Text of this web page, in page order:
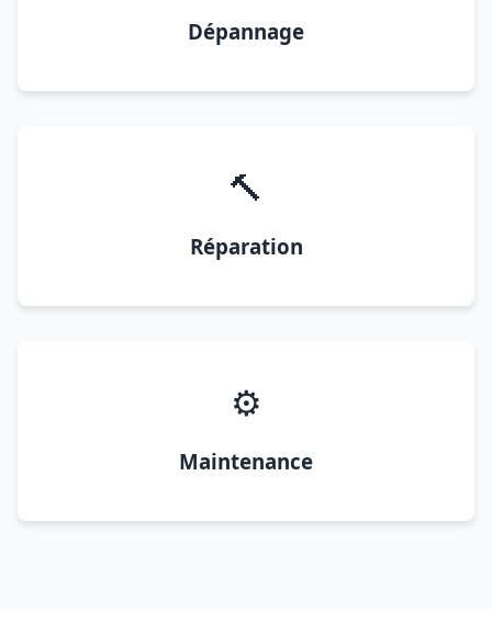
Dépannage
🔨
Réparation
⚙️
Maintenance